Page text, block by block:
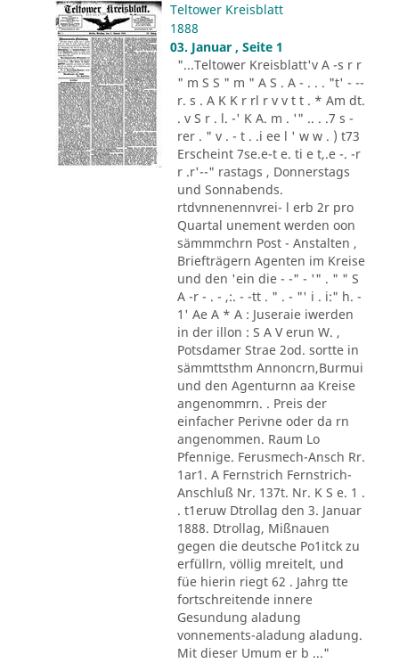
Teltower Kreisblatt
1888
03. Januar , Seite 1
"...Teltower Kreisblatt'v A -s r r
" m S S " m " A S . A - . . . "t' - --
r. s . A K K r rl r v v t t . * Am dt.
. v S r . l. -' K A. m . '" .. . .7 s -
rer . " v . - t . .i ee l ' w w . ) t73
Erscheint 7se.e-t e. ti e t,.e -. -r
r .r'--" rastags , Donnerstags
und Sonnabends.
rtdvnnenennvrei- l erb 2r pro
Quartal unement werden oon
sämmmchrn Post - Anstalten ,
Briefträgern Agenten im Kreise
und den 'ein die - -" - '" . " " S
A -r - . - ,:. - -tt . " . - "' i . i:" h. -
1' Ae A * A : Juseraie iwerden
in der illon : S A V erun W. ,
Potsdamer Strae 2od. sortte in
sämmttsthm Annoncrn,Burmui
und den Agenturnn aa Kreise
angenommrn. . Preis der
einfacher Perivne oder da rn
angenommen. Raum Lo
Pfennige. Ferusmech-Ansch Rr.
1ar1. A Fernstrich Fernstrich-
Anschluß Nr. 137t. Nr. K S e. 1 .
. t1eruw Dtrollag den 3. Januar
1888. Dtrollag, Mißnauen
gegen die deutsche Po1itck zu
erfüllrn, völlig mreitelt, und
füe hierin riegt 62 . Jahrg tte
fortschreitende innere
Gesundung aladung
vonnements-aladung aladung.
Mit dieser Umum er b ..."